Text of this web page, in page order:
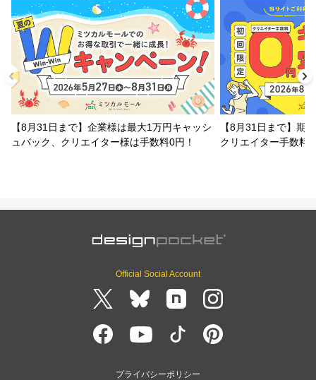
【8月31日まで】企業様は最大1万円キャッシ
ュバック、クリエイター様は手数料0円！
【8月31日まで】期
クリエイター手数料
Official Social Account
プライバシーポリシー